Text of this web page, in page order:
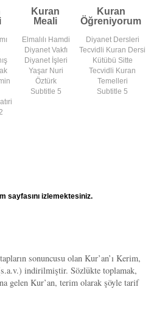
Kuran
Meali
Kuran
Öğreniyorum
Elmalılı Hamdi
Diyanet Vakfı
Diyanet İşleri
Yaşar Nuri
Öztürk
Subtitle 5
Diyanet Dersleri
Tecvidli Kuran Dersi
Kütübü Sitte
Tecvidli Kuran
Temelleri
Subtitle 5
sayfasını izlemektesiniz.
sonuncusu olan Kur’an’ı Kerim,
indirilmiştir. Sözlükte toplamak,
gelen Kur’an, terim olarak şöyle tarif